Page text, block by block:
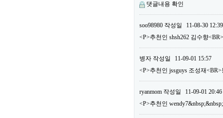
댓글내용 확인
soo98980 작성일
11-08-30 12:39
<P>추천인 shsh262 김수향
병자 작성일
11-09-01 15:57
<P>추천인 jssguys 조성재
ryanmom 작성일
11-09-01 20:46
<P>추천인